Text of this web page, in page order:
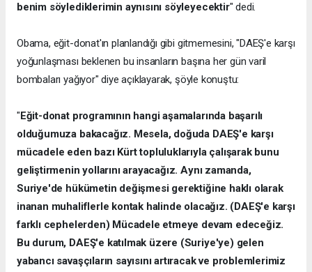
benim söylediklerimin aynısını söyleyecektir" dedi.
Obama, eğit-donat'ın planlandığı gibi gitmemesini, "DAEŞ'e karşı
yoğunlaşması beklenen bu insanların başına her gün varil
bombaları yağıyor" diye açıklayarak, şöyle konuştu:
"Eğit-donat programının hangi aşamalarında başarılı
olduğumuza bakacağız. Mesela, doğuda DAEŞ'e karşı
mücadele eden bazı Kürt topluluklarıyla çalışarak bunu
geliştirmenin yollarını arayacağız. Aynı zamanda,
Suriye'de hükümetin değişmesi gerektiğine haklı olarak
inanan muhaliflerle kontak halinde olacağız. (DAEŞ'e karşı
farklı cephelerden) Mücadele etmeye devam edeceğiz.
Bu durum, DAEŞ'e katılmak üzere (Suriye'ye) gelen
yabancı savaşçıların sayısını artıracak ve problemlerimiz